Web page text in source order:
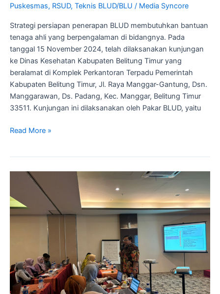
Puskesmas, RSUD, Teknis BLUD/BLU / Media Syncore
Strategi persiapan penerapan BLUD membutuhkan bantuan
tenaga ahli yang berpengalaman di bidangnya. Pada
tanggal 15 November 2024, telah dilaksanakan kunjungan
ke Dinas Kesehatan Kabupaten Belitung Timur yang
beralamat di Komplek Perkantoran Terpadu Pemerintah
Kabupaten Belitung Timur, Jl. Raya Manggar-Gantung, Dsn.
Manggarawan, Ds. Padang, Kec. Manggar, Belitung Timur
33511. Kunjungan ini dilaksanakan oleh Pakar BLUD, yaitu
Read More »
Pelatihan
Keuangan
BLUD